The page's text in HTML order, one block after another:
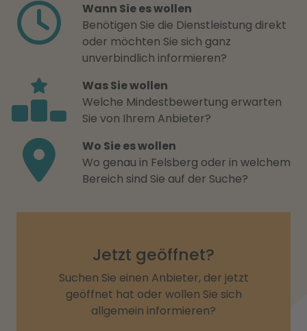
Wann Sie es wollen
Benötigen Sie die Dienstleistung direkt
oder möchten Sie sich ganz
unverbindlich informieren?
Was Sie wollen
Welche Mindestbewertung erwarten
Sie von Ihrem Anbieter?
Wo Sie es wollen
Wo genau in Felsberg oder in welchem
Bereich sind Sie auf der Suche?
Jetzt geöffnet?
Suchen Sie einen Anbieter, der jetzt
geöffnet hat oder wollen Sie sich
allgemein informieren?